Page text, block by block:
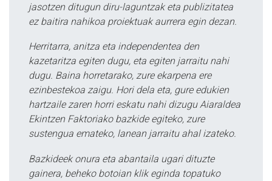
jasotzen ditugun diru-laguntzak eta publizitatea
ez baitira nahikoa proiektuak aurrera egin dezan.
Herritarra, anitza eta independentea den
kazetaritza egiten dugu, eta egiten jarraitu nahi
dugu. Baina horretarako, zure ekarpena ere
ezinbestekoa zaigu. Hori dela eta, gure edukien
hartzaile zaren horri eskatu nahi dizugu Aiaraldea
Ekintzen Faktoriako bazkide egiteko, zure
sustengua emateko, lanean jarraitu ahal izateko.
Bazkideek onura eta abantaila ugari dituzte
gainera, beheko botoian klik eginda topatuko